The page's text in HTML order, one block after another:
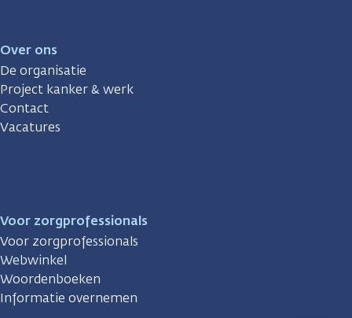
Over ons
De organisatie
Project kanker & werk
Contact
Vacatures
Voor zorgprofessionals
Voor zorgprofessionals
Webwinkel
Woordenboeken
Informatie overnemen